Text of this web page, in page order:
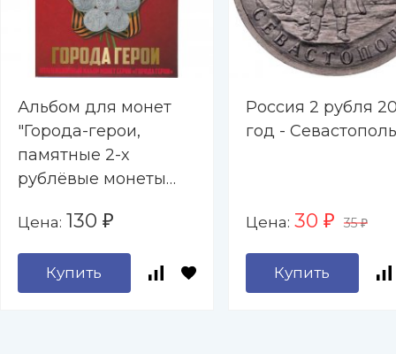
Альбом для монет
"Города-герои,
памятные 2-х
рублёвые монеты
капсул (пустой)
Цена: 130 ₽
Купить
Россия 2 рубля
год - Севастополь
Цена: 30 ₽ 35₽
Купить